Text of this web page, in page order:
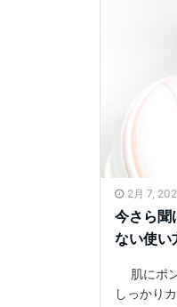
2月 7,
今さら聞
ない使い
肌にポン
しっかり